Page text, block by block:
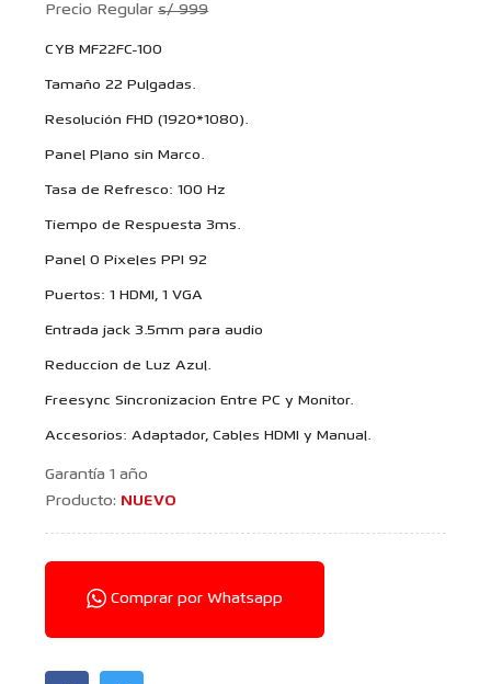
Precio Regulars/ 999
CYB MF22FC-100
Tamaño 22 Pulgadas.
Resolución FHD (1920*1080).
Panel Plano sin Marco.
Tasa de Refresco: 100 Hz
Tiempo de Respuesta 3ms.
Panel 0 Pixeles PPI 92
Puertos: 1 HDMI, 1 VGA
Entrada jack 3.5mm para audio
Reduccion de Luz Azul.
Freesync Sincronizacion Entre PC y Monitor.
Accesorios: Adaptador, Cables HDMI y Manual.
Garantía 1 año
Producto: NUEVO
Comprar por Whatsapp